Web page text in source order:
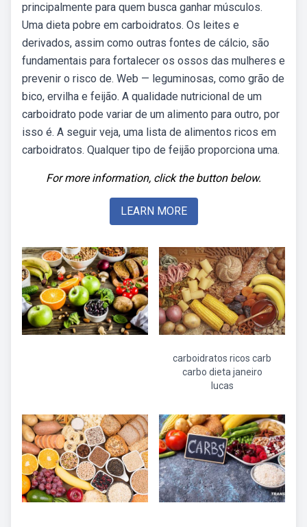
principalmente para quem busca ganhar músculos.
Uma dieta pobre em carboidratos. Os leites e
derivados, assim como outras fontes de cálcio, são
fundamentais para fortalecer os ossos das mulheres e
prevenir o risco de. Web — leguminosas, como grão de
bico, ervilha e feijão. A qualidade nutricional de um
carboidrato pode variar de um alimento para outro, por
isso é. A seguir veja, uma lista de alimentos ricos em
carboidratos. Qualquer tipo de feijão proporciona uma.
For more information, click the button below.
LEARN MORE
carboidratos ricos carb
carbo dieta janeiro
lucas